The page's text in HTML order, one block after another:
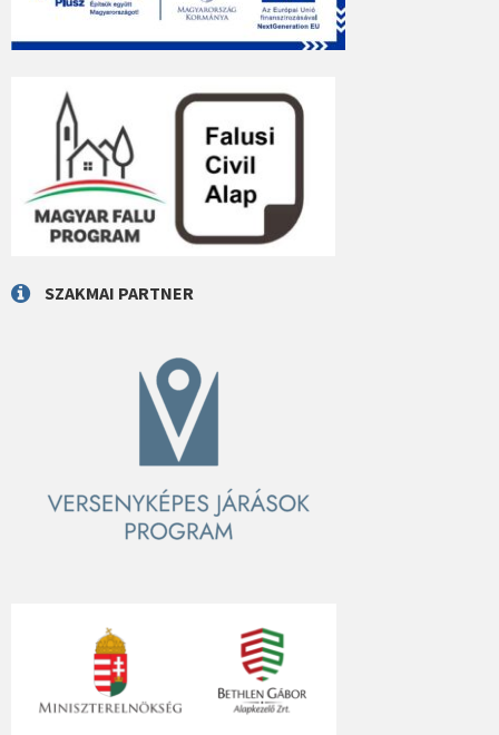
SZAKMAI PARTNER